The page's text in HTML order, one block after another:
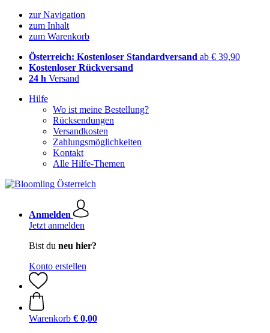
zur Navigation
zum Inhalt
zum Warenkorb
Österreich: Kostenloser Standardversand ab € 39,90
Kostenloser Rückversand
24 h Versand
Hilfe
Wo ist meine Bestellung?
Rücksendungen
Versandkosten
Zahlungsmöglichkeiten
Kontakt
Alle Hilfe-Themen
Anmelden
Jetzt anmelden
Bist du neu hier?
Konto erstellen
Warenkorb € 0,00